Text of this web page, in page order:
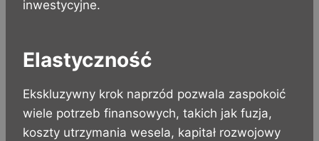
inwestycyjne.
Elastyczność
Ekskluzywny krok naprzód pozwala zaspokoić
wiele potrzeb finansowych, takich jak fuzja,
koszty utrzymania wesela, kapitał rozwojowy